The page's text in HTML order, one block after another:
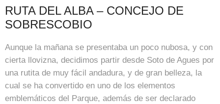
RUTA DEL ALBA – CONCEJO DE
SOBRESCOBIO
Aunque la mañana se presentaba un poco nubosa, y con
cierta llovizna, decidimos partir desde Soto de Agues por
una rutita de muy fácil andadura, y de gran belleza, la
cual se ha convertido en uno de los elementos
emblemáticos del Parque, además de ser declarado